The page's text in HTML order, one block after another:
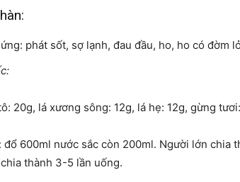
phát sốt, sợ lạnh, đau đầu, ho, ho có đờm
20g, lá xương sông: 12g, lá hẹ: 12g, gừng
đổ 600ml nước sắc còn 200ml. Người lớn chia
thành 3-5 lần uống.